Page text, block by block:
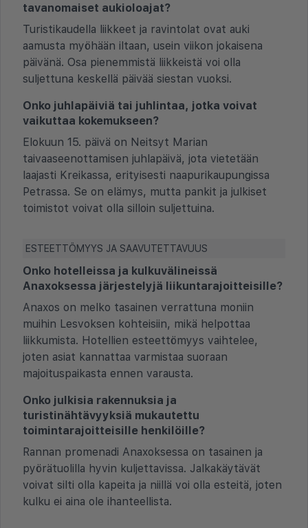
tavanomaiset aukioloajat?
Turistikaudella liikkeet ja ravintolat ovat auki
aamusta myöhään iltaan, usein viikon jokaisena
päivänä. Osa pienemmistä liikkeistä voi olla
suljettuna keskellä päivää siestan vuoksi.
Onko juhlapäiviä tai juhlintaa, jotka voivat
vaikuttaa kokemukseen?
Elokuun 15. päivä on Neitsyt Marian
taivaaseenottamisen juhlapäivä, jota vietetään
laajasti Kreikassa, erityisesti naapurikaupungissa
Petrassa. Se on elämys, mutta pankit ja julkiset
toimistot voivat olla silloin suljettuina.
ESTEETTÖMYYS JA SAAVUTETTAVUUS
Onko hotelleissa ja kulkuvälineissä
Anaxoksessa järjestelyjä liikuntarajoitteisille?
Anaxos on melko tasainen verrattuna moniin
muihin Lesvoksen kohteisiin, mikä helpottaa
liikkumista. Hotellien esteettömyys vaihtelee,
joten asiat kannattaa varmistaa suoraan
majoituspaikasta ennen varausta.
Onko julkisia rakennuksia ja
turistinähtävyyksiä mukautettu
toimintarajoitteisille henkilöille?
Rannan promenadi Anaxoksessa on tasainen ja
pyörätuolilla hyvin kuljettavissa. Jalkakäytävät
voivat silti olla kapeita ja niillä voi olla esteitä, joten
kulku ei aina ole ihanteellista.